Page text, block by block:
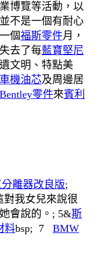
博覽等活動，以
不是一個有耐心
個福斯零件月，
去了每藍寶堅尼
文明、特點美
機油芯及周邊居
Bentley零件來賓利
離器改良版;
對我女兒來說很
會說的。; 5&斯
料bsp; 7 BMW